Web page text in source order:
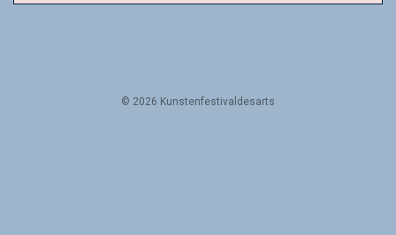
© 2026 Kunstenfestivaldesarts